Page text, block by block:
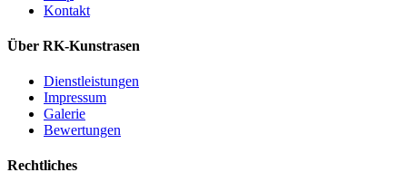
Kontakt
Über RK-Kunstrasen
Dienstleistungen
Impressum
Galerie
Bewertungen
Rechtliches